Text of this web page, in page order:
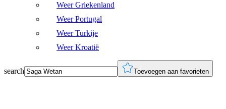
Weer Griekenland
Weer Portugal
Weer Turkije
Weer Kroatië
search Toevoegen aan favorieten